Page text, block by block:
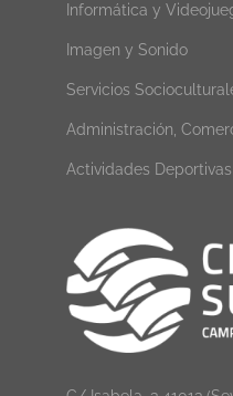
Informática y
Imagen y Sonido
Servicios
Administración,
Actividades Deportivas